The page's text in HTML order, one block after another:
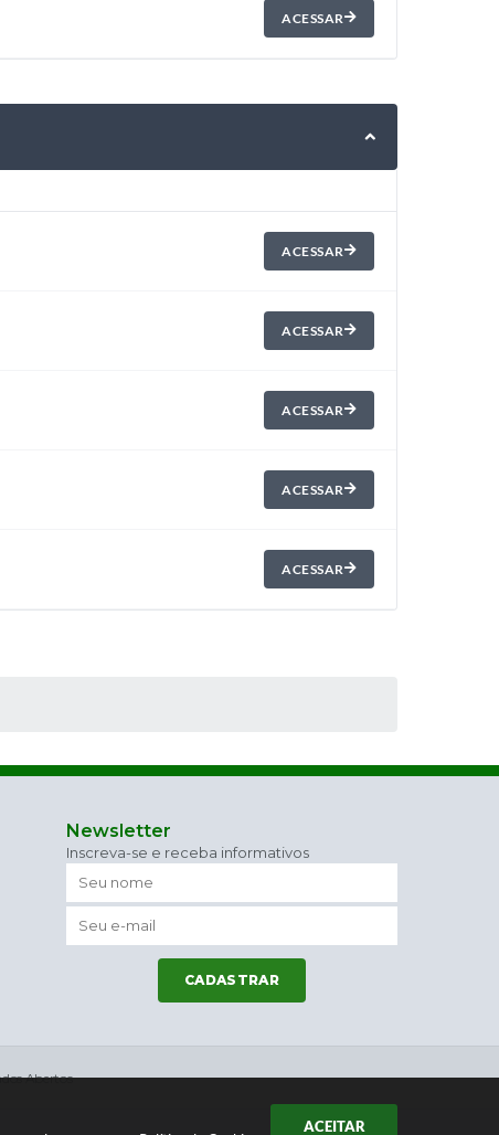
ACEITAR
ACESSAR
ACESSAR
ACESSAR
ACESSAR
ACESSAR
ACESSAR
Newsletter
Inscreva-se e receba informativos
CADASTRAR
Abertos